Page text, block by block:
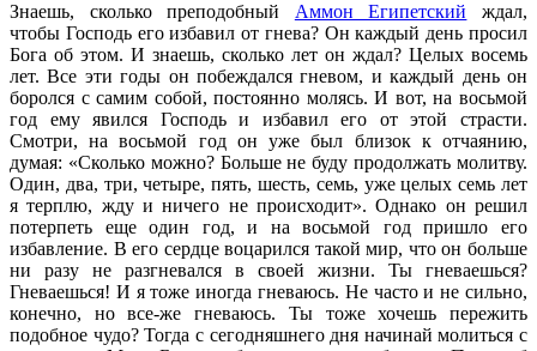
Знаешь, сколько преподобный Аммон Египетский ждал,
чтобы Господь его избавил от гнева? Он каждый день просил
Бога об этом. И знаешь, сколько лет он ждал? Целых восемь
лет. Все эти годы он побеждался гневом, и каждый день он
боролся с самим собой, постоянно молясь. И вот, на восьмой
год ему явился Господь и избавил его от этой страсти.
Смотри, на восьмой год он уже был близок к отчаянию,
думая: «Сколько можно? Больше не буду продолжать молитву.
Один, два, три, четыре, пять, шесть, семь, уже целых семь лет
я терплю, жду и ничего не происходит». Однако он решил
потерпеть еще один год, и на восьмой год пришло его
избавление. В его сердце воцарился такой мир, что он больше
ни разу не разгневался в своей жизни. Ты гневаешься?
Гневаешься! И я тоже иногда гневаюсь. Не часто и не сильно,
конечно, но все-же гневаюсь. Ты тоже хочешь пережить
подобное чудо? Тогда с сегодняшнего дня начинай молиться с